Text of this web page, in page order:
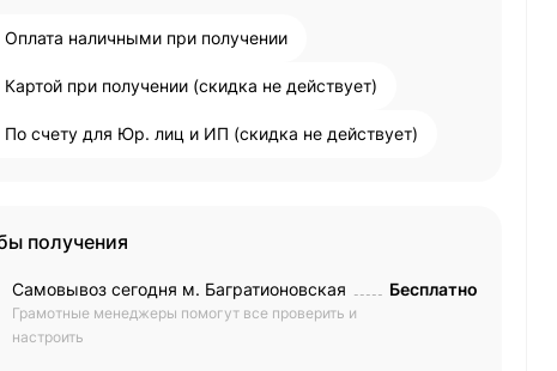
Оплата наличными при получении
Картой при получении (скидка не действует)
По счету для Юр. лиц и ИП (скидка не действует)
получения
Самовывоз сегодня м. Багратионовская
Грамотные менеджеры помогут все проверить и
настроить
Бесплатно